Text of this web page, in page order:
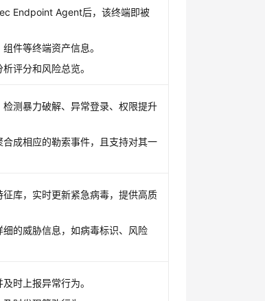
Endpoint Agent后，该终端即被
件等终端资产信息。
评分和风险总览。
测暴力破解、异常登录、权限提升
成相应的勒索事件，且支持对其一
库，实时更新紧急病毒，提供高质
的威胁信息，如病毒标识、风险
时上报异常行为。